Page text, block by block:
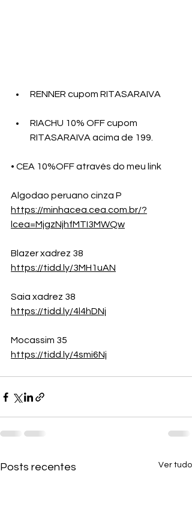
RENNER cupom RITASARAIVA
RIACHU 10% OFF cupom
RITASARAIVA acima de 199.
• CEA 10%OFF através do meu link
Algodao peruano cinza P
https://minhacea.cea.com.br/?
lcea=MjgzNjhfMTI3MWQw
Blazer xadrez 38
https://tidd.ly/3MH1uAN
Saia xadrez 38
https://tidd.ly/4l4hDNj
Mocassim 35
https://tidd.ly/4smi6Nj
Posts recentes Ver tudo